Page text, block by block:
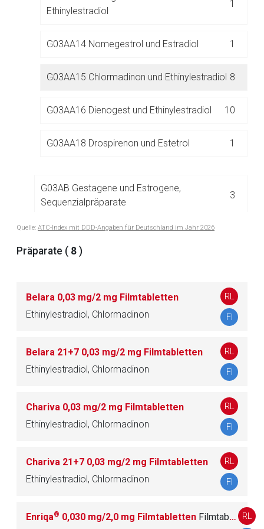
Ethinylestradiol
1
G03AA14 Nomegestrol und Estradiol 1
G03AA15 Chlormadinon und Ethinylestradiol 8
G03AA16 Dienogest und Ethinylestradiol 10
G03AA18 Drospirenon und Estetrol 1
G03AB Gestagene und Estrogene,
Sequenzialpräparate
3
G03B ANDROGENE 11
G03C ESTROGENE 21
14
G03F GESTAGENE UND ESTROGENE IN
KOMBINATION
20
G03G GONADOTROPINE UND ANDERE
OVULATIONSAUSLÖSER
17
Quelle: ATC-Index mit DDD-Angaben für Deutschland im Jahr 2026
Präparate ( 8 )
Belara 0,03 mg/2 mg Filmtabletten
Ethinylestradiol, Chlormadinon
RL
FI
Belara 21+7 0,03 mg/2 mg Filmtabletten
Ethinylestradiol, Chlormadinon
RL
FI
Chariva 0,03 mg/2 mg Filmtabletten
Ethinylestradiol, Chlormadinon
RL
FI
Chariva 21+7 0,03 mg/2 mg Filmtabletten
Ethinylestradiol, Chlormadinon
RL
FI
Enriqa® 0,030 mg/2,0 mg Filmtabletten Filmtablette
RL
Seite. Für die Inhalte der externen Web-Seite ist deren